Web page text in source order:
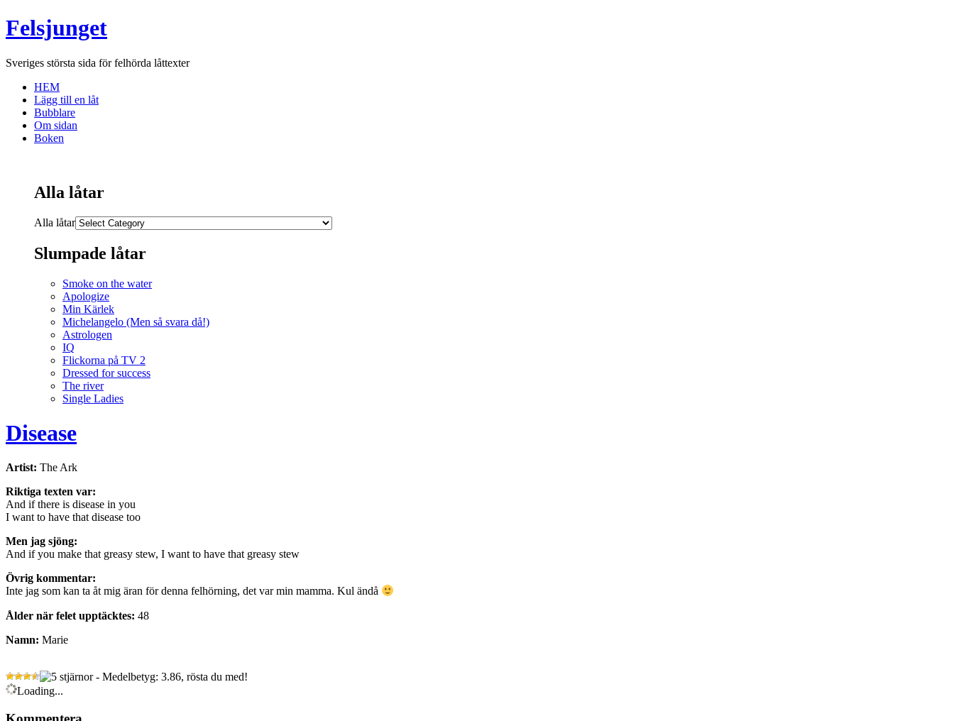
Felsjunget
Sveriges största sida för felhörda låttexter
HEM
Lägg till en låt
Bubblare
Om sidan
Boken
Alla låtar
Alla låtar
Slumpade låtar
Smoke on the water
Apologize
Min Kärlek
Michelangelo (Men så svara då!)
Astrologen
IQ
Flickorna på TV 2
Dressed for success
The river
Single Ladies
Disease
Artist: The Ark
Riktiga texten var:
And if there is disease in you
I want to have that disease too
Men jag sjöng:
And if you make that greasy stew, I want to have that greasy stew
Övrig kommentar:
Inte jag som kan ta åt mig äran för denna felhörning, det var min mamma. Kul ändå
Ålder när felet upptäcktes: 48
Namn: Marie
- Medelbetyg: 3.86, rösta du med!
Loading...